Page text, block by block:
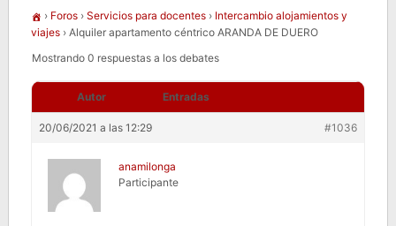
› Foros › Servicios para docentes › Intercambio alojamientos y
viajes › Alquiler apartamento céntrico ARANDA DE DUERO
Mostrando 0 respuestas a los debates
Autor Entradas
20/06/2021 a las 12:29 #1036
anamilonga
Participante